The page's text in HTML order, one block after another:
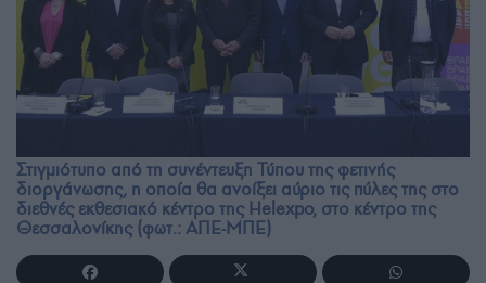
Στιγμιότυπο από τη συνέντευξη Τύπου της φετινής
διοργάνωσης, η οποία θα ανοίξει αύριο τις πύλες της στο
διεθνές εκθεσιακό κέντρο της Helexpo, στο κέντρο της
Θεσσαλονίκης (φωτ.: ΑΠΕ-ΜΠΕ)